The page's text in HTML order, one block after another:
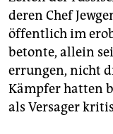
deren Chef
öffentlich im
betonte, allein
errungen, nicht
Kämpfer hatten
als Versager